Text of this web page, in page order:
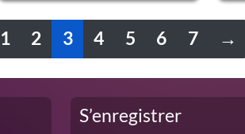
FREE
1 2 3 4 5 6 7 →
S’enregistrer